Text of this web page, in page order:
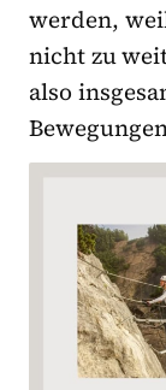
werden,
nicht zu
also